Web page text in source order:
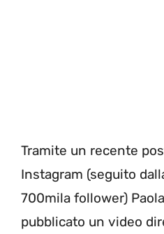
Tramite un recente
Instagram (seguito
700mila follower)
pubblicato un video